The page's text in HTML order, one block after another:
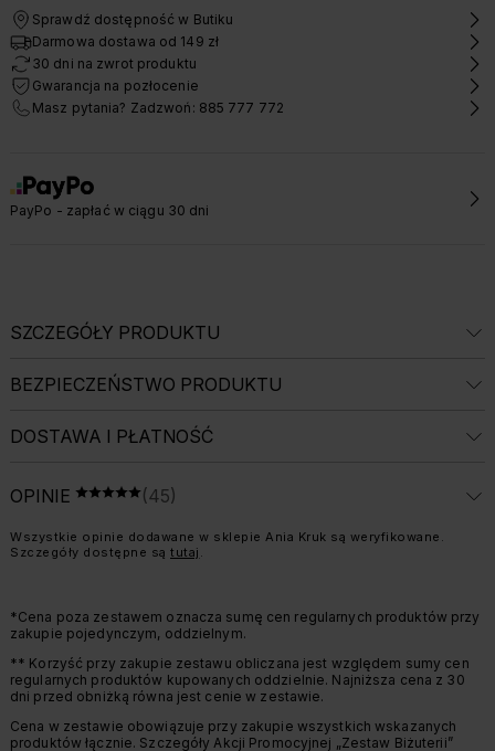
Sprawdź dostępność w Butiku
Darmowa dostawa od 149 zł
30 dni na zwrot produktu
Gwarancja na pozłocenie
Masz pytania? Zadzwoń: 885 777 772
PayPo - zapłać w ciągu 30 dni
SZCZEGÓŁY PRODUKTU
BEZPIECZEŃSTWO PRODUKTU
DOSTAWA I PŁATNOŚĆ
OPINIE OCENA 5 NA 5ŚREDNIA OCENA: 5 Z 5, LICZBA OPINII:
(45)
Informacja o weryfikacji opinii:
Wszystkie opinie dodawane w sklepie Ania Kruk są weryfikowane.
Szczegóły dostępne są tutaj .
*Cena poza zestawem oznacza sumę cen regularnych produktów przy
zakupie pojedynczym, oddzielnym.
** Korzyść przy zakupie zestawu obliczana jest względem sumy cen
regularnych produktów kupowanych oddzielnie. Najniższa cena z 30
dni przed obniżką równa jest cenie w zestawie.
Cena w zestawie obowiązuje przy zakupie wszystkich wskazanych
produktów łącznie. Szczegóły Akcji Promocyjnej „Zestaw Biżuterii”